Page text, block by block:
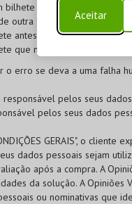
Aceitar
bilhete esteja incorrecto,
outra forma;
antes da sua data de
que não deveria ter sido
erro se deva a uma falha
pelos seus
pelos seus dados
GERAIS", o
dados pessoais sejam
após a compra. A
da solução. A
ou nominativas que